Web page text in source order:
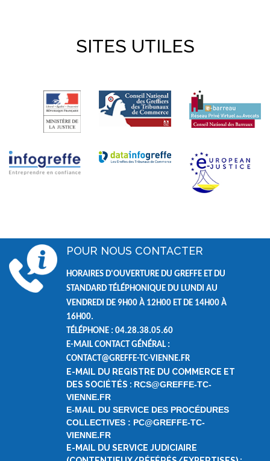
SITES UTILES
POUR NOUS CONTACTER
HORAIRES D'OUVERTURE DU GREFFE ET DU
STANDARD TÉLÉPHONIQUE DU LUNDI AU
VENDREDI DE 9H00 À 12H00 ET DE 14H00 À
16H00.
TÉLÉPHONE : 04.28.38.05.60
E-MAIL CONTACT GÉNÉRAL :
CONTACT@GREFFE-TC-VIENNE.FR
E-MAIL DU REGISTRE DU COMMERCE ET
DES SOCIÉTÉS : RCS@GREFFE-TC-
VIENNE.FR
E-MAIL DU SERVICE DES PROCÉDURES
COLLECTIVES : PC@GREFFE-TC-
VIENNE.FR
E-MAIL DU SERVICE JUDICIAIRE